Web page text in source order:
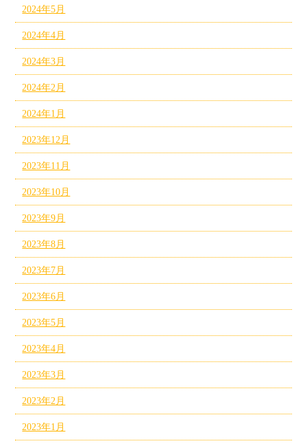
2024年5月
2024年4月
2024年3月
2024年2月
2024年1月
2023年12月
2023年11月
2023年10月
2023年9月
2023年8月
2023年7月
2023年6月
2023年5月
2023年4月
2023年3月
2023年2月
2023年1月